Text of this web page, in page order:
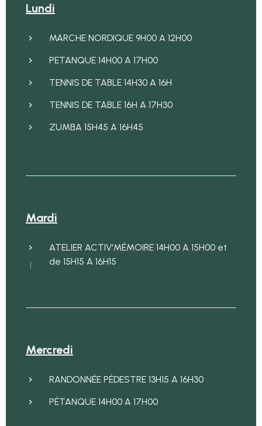
Lundi
MARCHE NORDIQUE 9H00 A 12H00
PETANQUE 14H00 A 17H00
TENNIS DE TABLE 14H30 A 16H
TENNIS DE TABLE 16H A 17H30
ZUMBA 15H45 A 16H45
Mardi
ATELIER ACTIV'MÉMOIRE 14H00 A 15H00 et
de 15H15 A 16H15
Mercredi
RANDONNÉE PÉDESTRE 13H15 A 16H30
PÉTANQUE 14H00 A 17H00